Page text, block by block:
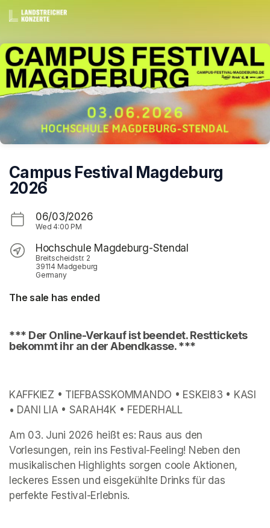
Skip header
Campus Festival Magdeburg
2026
06/03/2026
Wed 4:00 PM
Hochschule Magdeburg-Stendal
Breitscheidstr. 2
39114 Madgeburg
Germany
The sale has ended
*** Der Online-Verkauf ist beendet. Resttickets
bekommt ihr an der Abendkasse. ***
KAFFKIEZ • TIEFBASSKOMMANDO • ESKEI83 • KASI
• DANI LIA • SARAH4K • FEDERHALL
Am 03. Juni 2026 heißt es: Raus aus den
Vorlesungen, rein ins Festival-Feeling! Neben den
musikalischen Highlights sorgen coole Aktionen,
leckeres Essen und eisgekühlte Drinks für das
perfekte Festival-Erlebnis.